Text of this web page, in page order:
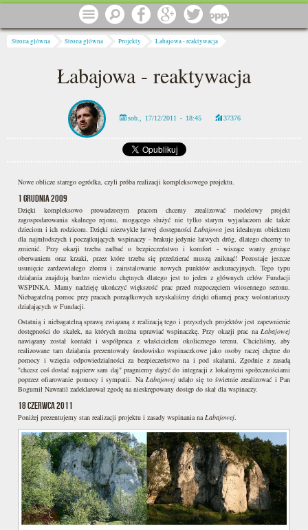
Przejdź do treści Menu Szukaj Facebook Google Twitter
Jesteś tutaj
Strona główna Strona główna Projekty Łabajowa - reaktywacja
Łabajowa - reaktywacja
sob., 17/12/2011 - 18:45 37376
Nowe oblicze starego ogródka, czyli próba realizacji kompleksowego projektu.
1 grudnia 2009
Dzięki kompleksowo prowadzonym pracom chcemy zrealizować modelowy projekt
zagospodarowania skalnego rejonu, mogącego służyć nie tylko starym wyjadaczom ale także
dzieciom i ich rodzicom. Dzięki niezwykle łatwej dostępnościŁabajowa jest idealnym obiektem
dla najmłodszych i początkujących wspinaczy - brakuje jedynie łatwych dróg, dlatego chcemy to
zmienić. Przy okazji trzeba zadbać o bezpieczeństwo i komfort - wiszące wanty grożące
oberwaniem oraz krzaki, przez które trzeba się przedzierać muszą zniknąć! Pozostaje jeszcze
usunięcie zardzewiałego złomu i zainstalowanie nowych punktów asekuracyjnych. Tego typu
działania znajdują bardzo niewielu chętnych dlatego jest to jeden z głównych celów Fundacji
WSPINKA. Mamy nadzieję ukończyć większość prac przed rozpoczęciem wiosennego sezonu.
Niebagatelną pomoc przy pracach porządkowych uzyskaliśmy dzięki ofiarnej pracy wolontariuszy
działających w Fundacji.
Ostatnią i niebagatelną sprawą związaną z realizacją tego i przyszłych projektów jest zapewnienie
dostępności do skałek, na których można uprawiać wspinaczkę. Przy okazji prac na Łabajowej
nawiązany został kontakt i współpraca z właścicielem okolicznego terenu. Chcieliśmy, aby
realizowane tam działania prezentowały środowisko wspinaczkowe jako osoby raczej chętne do
pomocy i wzięcia odpowiedzialności za bezpieczeństwo na i pod skałami. Zgodnie z zasadą
"chcesz coś dostać najpierw sam daj" pragniemy dążyć do integracji z lokalnymi społecznościami
poprzez ofiarowanie pomocy i sympatii. Na Łabajowejudało się to świetnie zrealizować i Pan
Bogumił Nawratil zadeklarował zgodę na nieskrępowany dostęp do skał dla wspinaczy.
18 czerwca 2011
Poniżej prezentujemy stan realizacji projektu i zasady wspinania na Łabajowej